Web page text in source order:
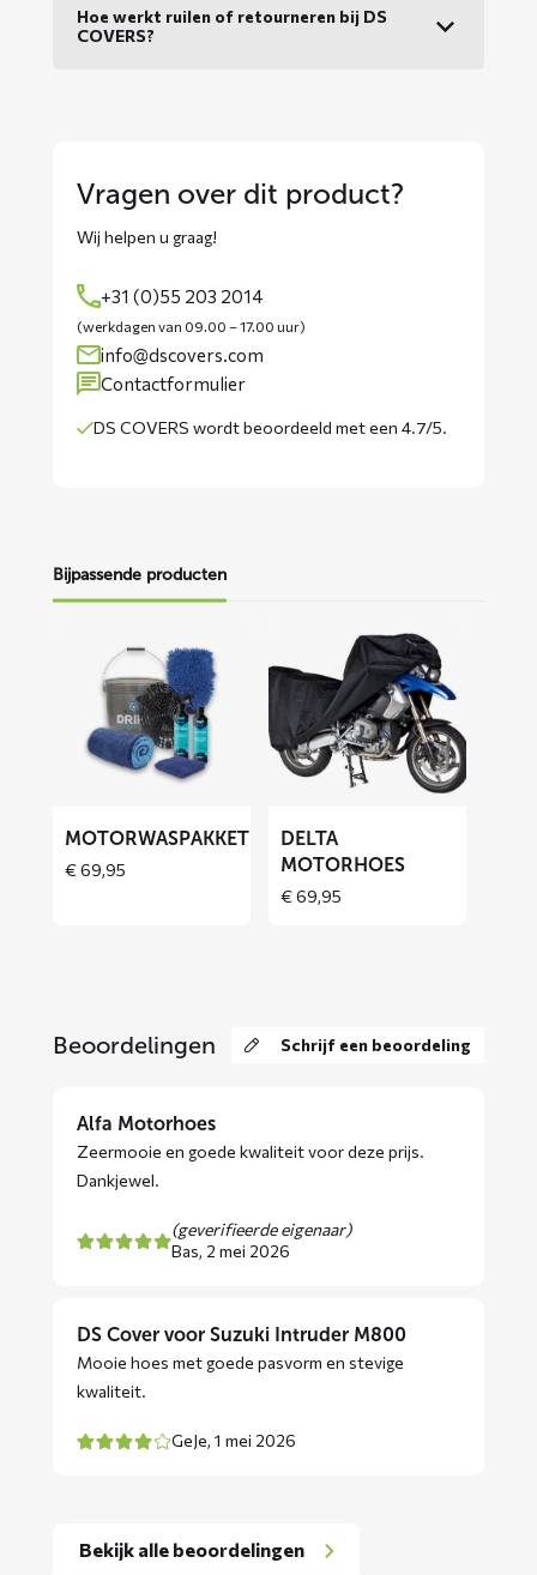
Hoe werkt ruilen of retourneren bij DS
COVERS?
Vragen over dit product?
Wij helpen u graag!
+31 (0)55 203 2014
(werkdagen van 09.00 – 17.00 uur)
info@dscovers.com
Contactformulier
DS COVERS wordtbeoordeeld met een 4.7/5.
Bijpassende producten
Motorwaspakket
MOTORWASPAKKET
€69,95
meer
over
DELTA
motorhoes
DELTA
MOTORHOES
€69,95
Beoordelingen Schrijf een beoordeling
Alfa Motorhoes
Zeermooie en goede kwaliteit voor deze prijs.
Dankjewel.
(geverifieerde eigenaar)
Bas, 2 mei 2026
DS Cover voor Suzuki Intruder M800
Mooie hoes met goede pasvorm en stevige
kwaliteit.
GeJe, 1 mei 2026
Bekijk alle beoordelingen